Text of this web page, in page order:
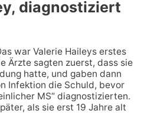
diagnostiziert
war Valerie Haileys erstes
Ärzte sagten zuerst, dass sie
hatte, und gaben dann
Infektion die Schuld, bevor
MS“ diagnostizierten.
als sie erst 19 Jahre alt